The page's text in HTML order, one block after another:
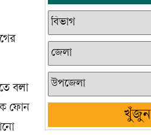
বলা
ফোন
খুঁজুন